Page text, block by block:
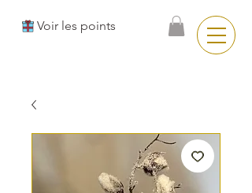
Voir les points